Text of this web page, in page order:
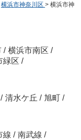
横浜市神奈川区 > 横浜市神
/ 横浜市南区 /
緑区 /
/ 清水ケ丘 / 旭町 /
線 / 南武線 /